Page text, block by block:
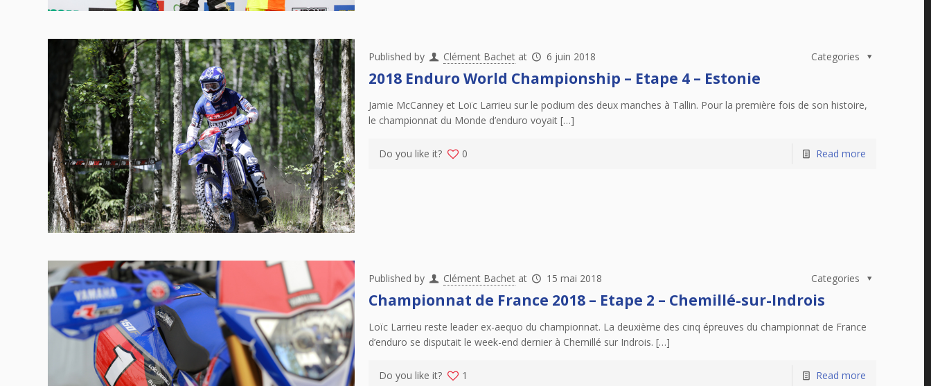
Published by Clément Bachet at 6 juin 2018 Categories
2018 Enduro World Championship – Etape 4 – Estonie
Jamie McCanney et Loïc Larrieu sur le podium des deux manches à Tallin. Pour la première fois de son histoire,
le championnat du Monde d’enduro voyait […]
Do you like it? 0 Read more
Published by Clément Bachet at 15 mai 2018 Categories
Championnat de France 2018 – Etape 2 – Chemillé-sur-Indrois
Loïc Larrieu reste leader ex-aequo du championnat. La deuxième des cinq épreuves du championnat de France
d’enduro se disputait le week-end dernier à Chemillé sur Indrois. […]
Do you like it? 1 Read more